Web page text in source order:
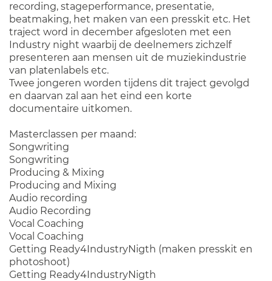
recording, stageperformance, presentatie,
beatmaking, het maken van een presskit etc. Het
traject word in december afgesloten met een
Industry night waarbij de deelnemers zichzelf
presenteren aan mensen uit de muziekindustrie
van platenlabels etc.
Twee jongeren worden tijdens dit traject gevolgd
en daarvan zal aan het eind een korte
documentaire uitkomen.
Masterclassen per maand:
Songwriting
Songwriting
Producing & Mixing
Producing and Mixing
Audio recording
Audio Recording
Vocal Coaching
Vocal Coaching
Getting Ready4IndustryNigth (maken presskit en
photoshoot)
Getting Ready4IndustryNigth